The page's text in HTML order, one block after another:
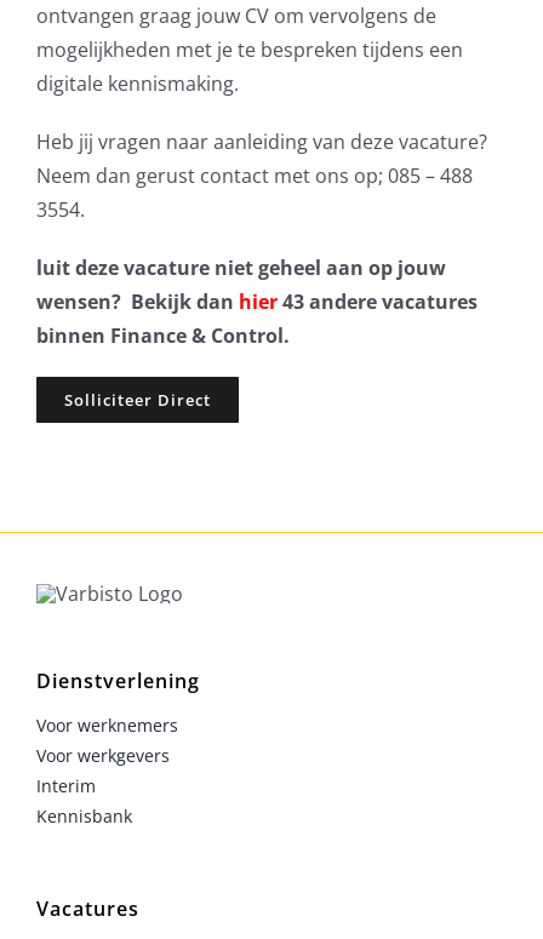
ontvangen graag jouw CV om vervolgens de
mogelijkheden met je te bespreken tijdens een
digitale kennismaking.
Heb jij vragen naar aanleiding van deze vacature?
Neem dan gerust contact met ons op; 085 – 488
3554.
luit deze vacature niet geheel aan op jouw
wensen? Bekijk dan hier43 andere vacatures
binnen Finance & Control.
Solliciteer Direct
Dienstverlening
Voor werknemers
Voor werkgevers
Interim
Kennisbank
Vacatures